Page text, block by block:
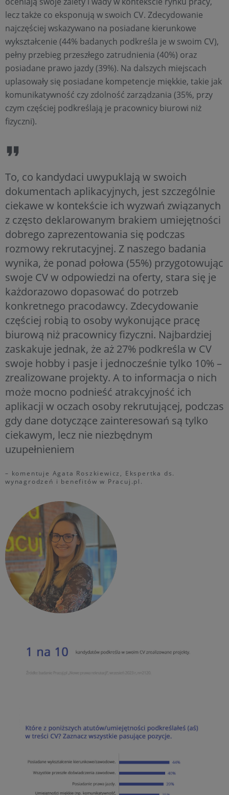
lecz także co eksponują w swoich CV. Zdecydowanie
najczęściej wskazywano na posiadane kierunkowe
wykształcenie (44% badanych podkreśla je w swoim CV),
pełny przebieg przeszłego zatrudnienia (40%) oraz
posiadane prawo jazdy (39%). Na dalszych miejscach
uplasowały się posiadane kompetencje miękkie, takie jak
komunikatywność czy zdolność zarządzania (35%, przy
czym częściej podkreślają je pracownicy biurowi niż
fizyczni).
To, co kandydaci uwypuklają w swoich
dokumentach aplikacyjnych, jest szczególnie
ciekawe w kontekście ich wyzwań związanych
z często deklarowanym brakiem umiejętności
dobrego zaprezentowania się podczas
rozmowy rekrutacyjnej. Z naszego badania
wynika, że ponad połowa (55%) przygotowując
swoje CV w odpowiedzi na oferty, stara się je
każdorazowo dopasować do potrzeb
konkretnego pracodawcy. Zdecydowanie
częściej robią to osoby wykonujące pracę
biurową niż pracownicy fizyczni. Najbardziej
zaskakuje jednak, że aż 27% podkreśla w CV
swoje hobby i pasje i jednocześnie tylko 10% –
zrealizowane projekty. A to informacja o nich
może mocno podnieść atrakcyjność ich
aplikacji w oczach osoby rekrutującej, podczas
gdy dane dotyczące zainteresowań są tylko
ciekawym, lecz nie niezbędnym
uzupełnieniem
– komentuje Agata Roszkiewicz, Ekspertka ds.
wynagrodzeń i benefitów w Pracuj.pl.